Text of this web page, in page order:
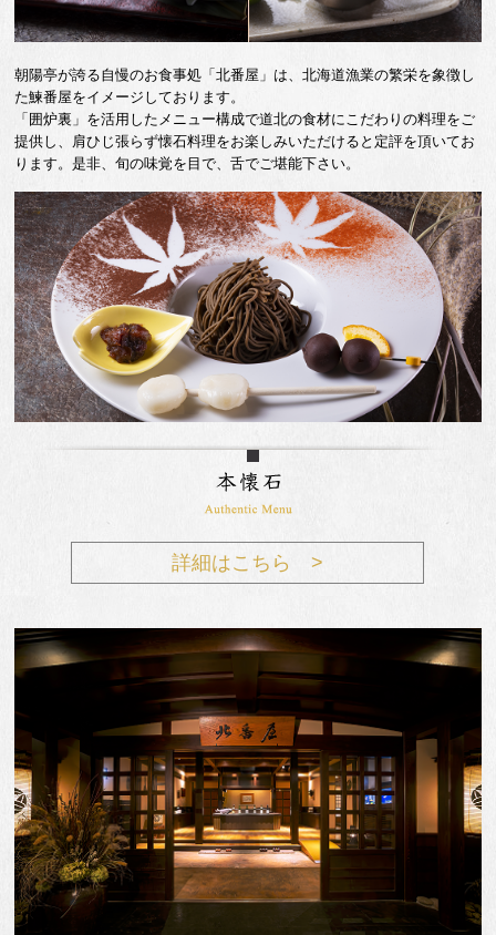
朝陽亭が誇る自慢のお食事処「北番屋」は、北海道漁業の繁栄を象徴し
た鰊番屋をイメージしております。
「囲炉裏」を活用したメニュー構成で道北の食材にこだわりの料理をご
提供し、肩ひじ張らず懐石料理をお楽しみいただけると定評を頂いてお
ります。是非、旬の味覚を目で、舌でご堪能下さい。
詳細はこちら >